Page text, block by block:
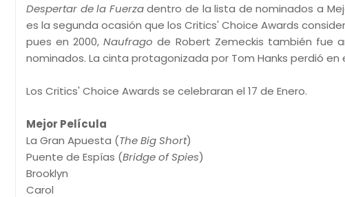
Despertar de la Fuerzadentro de la lista de nominados a
es la segunda ocasión que los Critics' Choice Awards
pues en 2000,Naufrago de Robert Zemeckis también fue
nominados. La cinta protagonizada por Tom Hanks perdió en
Los Critics' Choice Awards se celebraran el 17 de Enero.
Mejor Película
La Gran Apuesta (The Big Short)
Puente de Espías (Bridge of Spies)
Brooklyn
Carol